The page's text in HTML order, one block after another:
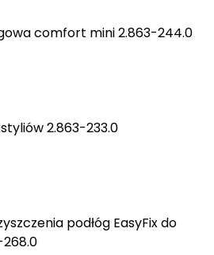
comfort mini 2.863-244.0
2.863-233.0
podłóg EasyFix do
268.0